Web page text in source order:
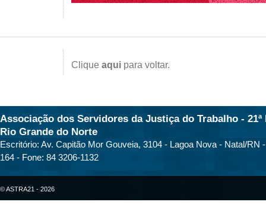
Clique aqui para voltar.
Associação dos Servidores da Justiça do Trabalho - 21ª
Rio Grande do Norte
Escritório: Av. Capitão Mor Gouveia, 3104 - Lagoa Nova - Natal/RN
164 - Fone: 84 3206-1132
© ASTRA21 - 2026